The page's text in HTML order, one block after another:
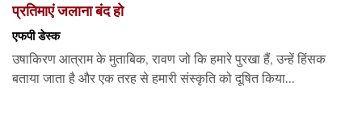
प्रतिमाएं जलाना बंद हो
एफपी डेस्‍क
उषाकिरण आत्राम के मुताबिक, रावण जो कि हमारे पुरखा हैं, उन्हें हिंसक
बताया जाता है और एक तरह से हमारी संस्कृति को दूषित किया...